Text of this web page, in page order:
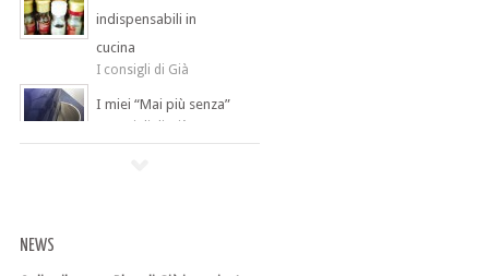
indispensabili in
cucina
I consigli di Già
I miei “Mai più senza”
I consigli di Già
NEWS